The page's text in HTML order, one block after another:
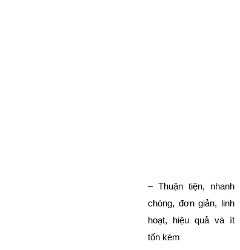
– Thuận tiện, nhanh
chóng, đơn giản, linh
hoạt, hiệu quả và ít
tốn kém